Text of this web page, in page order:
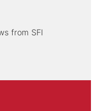
from SFI